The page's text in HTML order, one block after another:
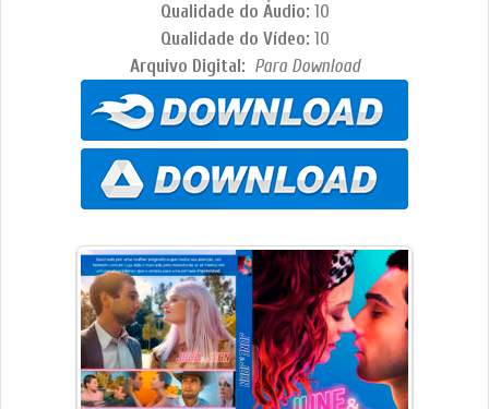
Qualidade do Áudio: 10
Qualidade do Vídeo: 10
Arquivo Digital: Para Download